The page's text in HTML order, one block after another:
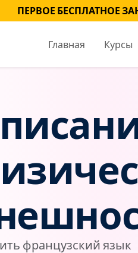
ПЕРВОЕ БЕСПЛАТНОЕ
Главная Курсы
французский язык